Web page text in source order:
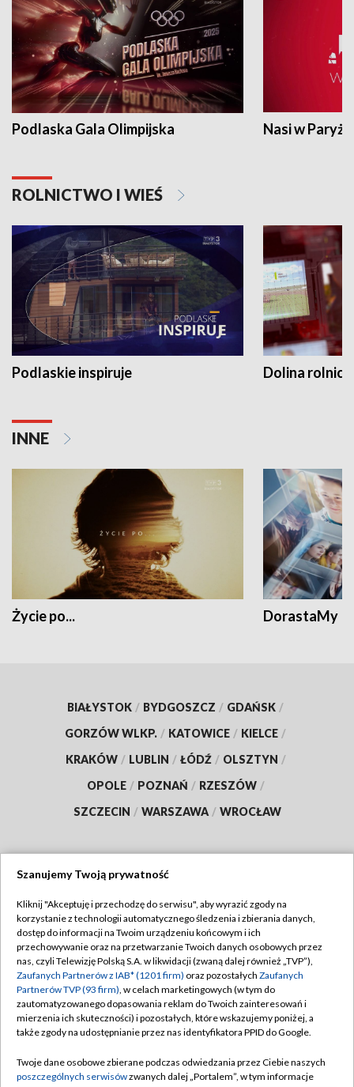
Podlaska Gala Olimpijska Nasi w Paryżu
ROLNICTWO I WIEŚ
Podlaskie inspiruje Dolina
INNE
Życie po... DorastaMy
BIAŁYSTOK / BYDGOSZCZ / GDAŃSK /
GORZÓW WLKP. / KATOWICE / KIELCE /
KRAKÓW / LUBLIN / ŁÓDŹ / OLSZTYN /
OPOLE / POZNAŃ / RZESZÓW /
SZCZECIN / WARSZAWA / WROCŁAW
TVP
Abonament TVP
Emisja w TVP
Centrum informacji TVP
Naziemna Telewizja Cyfrowa
Rada Programowa
Regulamin TVP
Polityka prywatności
Moje zgody
Pomoc
Kontakt
Szanujemy Twoją prywatność
Kliknij "Akceptuję i przechodzę do serwisu", aby wyrazić zgody na
korzystanie z technologii automatycznego śledzenia i zbierania danych,
dostęp do informacji na Twoim urządzeniu końcowym i ich
przechowywanie oraz na przetwarzanie Twoich danych osobowych przez
nas, czyli Telewizję Polską S.A. w likwidacji (zwaną dalej również „TVP”),
Zaufanych Partnerów z IAB* (1201 firm) oraz pozostałych Zaufanych
Partnerów TVP (93 firm), w celach marketingowych (w tym do
zautomatyzowanego dopasowania reklam do Twoich zainteresowań i
mierzenia ich skuteczności) i pozostałych, które wskazujemy poniżej, a
także zgody na udostępnianie przez nas identyfikatora PPID do Google.
Twoje dane osobowe zbierane podczas odwiedzania przez Ciebie naszych
poszczególnych serwisówzwanych dalej „Portalem”, w tym informacje